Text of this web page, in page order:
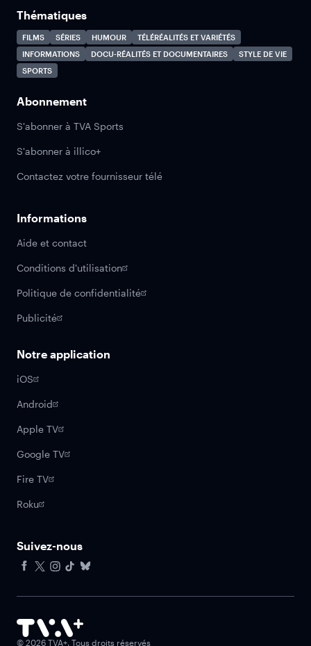
Thématiques
FILMS SÉRIES HUMOUR
TÉLÉRÉALITÉS ET VARIÉTÉS
INFORMATIONS
DOCU-RÉALITÉS ET DOCUMENTAIRES
STYLE DE VIE
SPORTS
Abonnement
S'abonner à TVA Sports
S'abonner à illico+
Contactez votre fournisseur télé
Informations
Aide et contact
Conditions d'utilisation
Politique de confidentialité
Publicité
Notre application
iOS
Android
Apple TV
Google TV
Fire TV
Roku
Suivez-nous
© 2026 TVA+. Tous droits réservés